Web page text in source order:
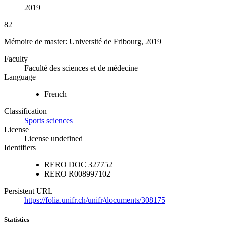
2019
82
Mémoire de master: Université de Fribourg, 2019
Faculty
Faculté des sciences et de médecine
Language
French
Classification
Sports sciences
License
License undefined
Identifiers
RERO DOC 327752
RERO R008997102
Persistent URL
https://folia.unifr.ch/unifr/documents/308175
Statistics